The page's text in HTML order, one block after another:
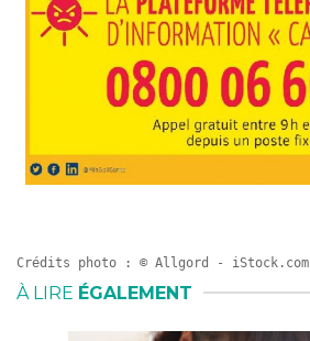
Crédits photo : © Allgord - iStock.com
À LIRE ÉGALEMENT